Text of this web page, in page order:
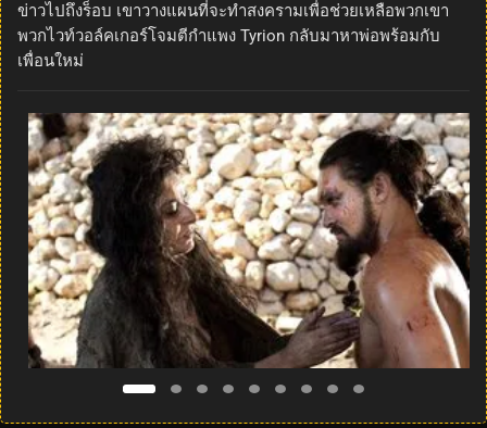
ข่าวไปถึงร็อบ เขาวางแผนที่จะทำสงครามเพื่อช่วยเหลือพวกเขา
พวกไวท์วอล์คเกอร์โจมตีกำแพง Tyrion กลับมาหาพ่อพร้อมกับ
เพื่อนใหม่